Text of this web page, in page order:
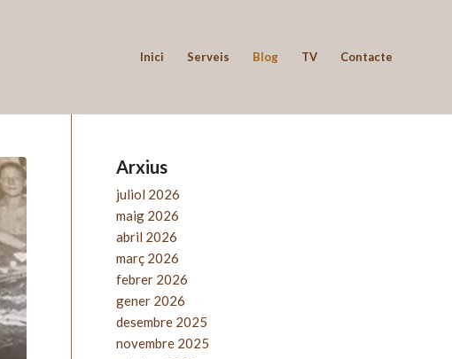
Inici Serveis Blog TV Contacte
Arxius
juliol 2026
maig 2026
abril 2026
març 2026
febrer 2026
gener 2026
desembre 2025
novembre 2025